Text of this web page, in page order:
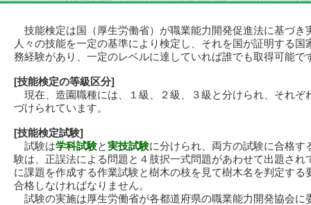
技能検定は国（厚生労働省）が職業能力開発促進法に基づき
人々の技能を一定の基準により検定し、それを国が証明する国
務経験があり、一定のレベルに達していれば誰でも取得可能で
[技能検定の等級区分]
現在、造園職種には、１級、２級、３級と分けられ、それぞ
づけられています。
[技能検定試験]
試験は学科試験と実技試験に分けられ、両方の試験に合格す
験は、正誤法による問題と４肢択一式問題があわせて出題され
に課題を作成する作業試験と樹木の枝を見て樹木名を判定する
合格しなければなりません。
試験の実施は厚生労働省が各都道府県の職業能力開発協会に